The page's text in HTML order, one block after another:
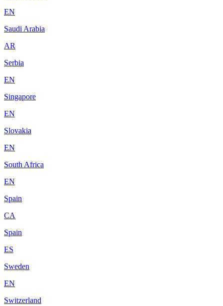
EN
Saudi Arabia
AR
Serbia
EN
Singapore
EN
Slovakia
EN
South Africa
EN
Spain
CA
Spain
ES
Sweden
EN
Switzerland